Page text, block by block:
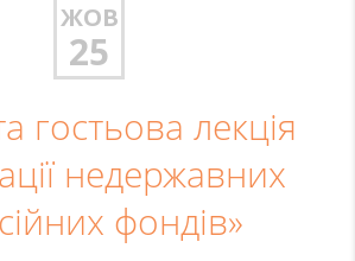
ЖОВ
25
гостьова лекція
недержавних
фондів»